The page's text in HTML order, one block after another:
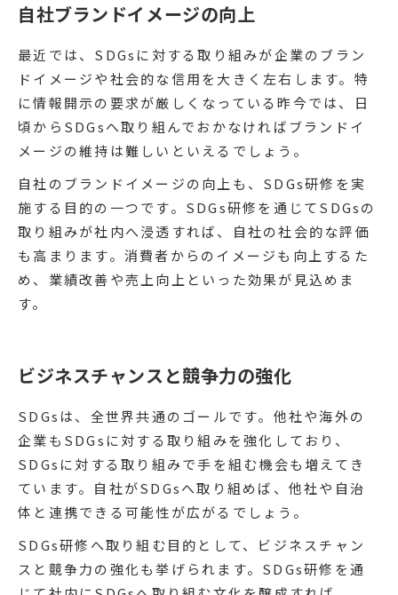
自社ブランドイメージの向上
最近では、SDGsに対する取り組みが企業のブラン
ドイメージや社会的な信用を大きく左右します。特
に情報開示の要求が厳しくなっている昨今では、日
頃からSDGsへ取り組んでおかなければブランドイ
メージの維持は難しいといえるでしょう。
自社のブランドイメージの向上も、SDGs研修を実
施する目的の一つです。SDGs研修を通じてSDGsの
取り組みが社内へ浸透すれば、自社の社会的な評価
も高まります。消費者からのイメージも向上するた
め、業績改善や売上向上といった効果が見込めま
す。
ビジネスチャンスと競争力の強化
SDGsは、全世界共通のゴールです。他社や海外の
企業もSDGsに対する取り組みを強化しており、
SDGsに対する取り組みで手を組む機会も増えてき
ています。自社がSDGsへ取り組めば、他社や自治
体と連携できる可能性が広がるでしょう。
SDGs研修へ取り組む目的として、ビジネスチャン
スと競争力の強化も挙げられます。SDGs研修を通